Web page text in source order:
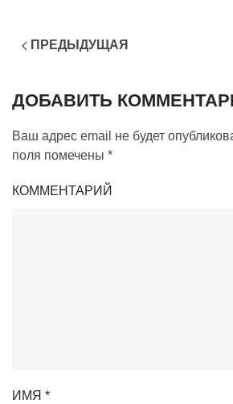
ПРЕДЫДУЩАЯ
ДОБАВИТЬ
Ваш адрес email не будет
поля помечены *
КОММЕНТАРИЙ
ИМЯ *